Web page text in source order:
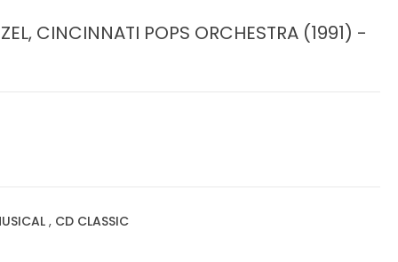
CINCINNATI POPS ORCHESTRA (1991) -
, CD CLASSIC